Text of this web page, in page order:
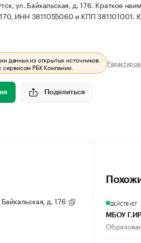
ул. Байкальская, д. 176. Краткое
ИНН 3811055060 и КПП 381101001.
данных из открытых источников.
сервисом РБК Компании.
Поделиться
д. 176
ДЕЙСТВУЕТ
МБОУ